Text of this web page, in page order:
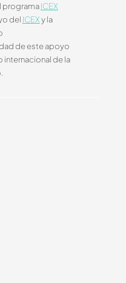
programaICEX
del ICEXy la
de este apoyo
internacional de la